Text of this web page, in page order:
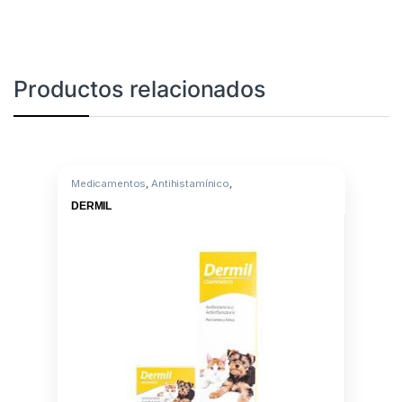
Productos relacionados
Medicamentos Antihistamínico
Triamcinolona/Clorferinamina
DERMIL